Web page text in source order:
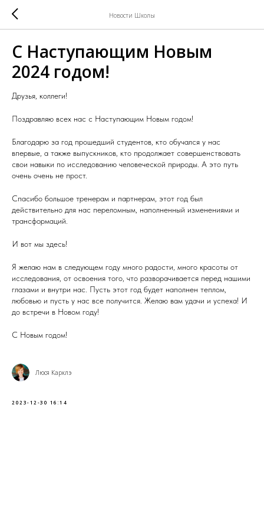
Новости Школы
С Наступающим Новым
2024 годом!
Друзья, коллеги!
Поздравляю всех нас с Наступающим Новым годом!
Благодарю за год прошедший студентов, кто обучался у нас
впервые, а также выпускников, кто продолжает совершенствовать
свои навыки по исследованию человеческой природы. А это путь
очень очень не прост.
Спасибо большое тренерам и партнерам, этот год был
действительно для нас переломным, наполненный изменениями и
трансформаций.
И вот мы здесь!
Я желаю нам в следующем году много радости, много красоты от
исследования, от освоения того, что разворачивается перед нашими
глазами и внутри нас. Пусть этот год будет наполнен теплом,
любовью и пусть у нас все получится. Желаю вам удачи и успеха! И
до встречи в Новом году!
С Новым годом!
Люся Карклэ
2023-12-30 16:14